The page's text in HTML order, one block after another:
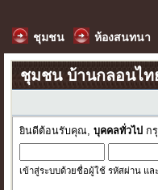
ชุมชน ห้องสนทนา
ชุมชน บ้านกลอนไ
ยินดีต้อนรับคุณ,บุคคลทั่วไป ก
เข้าสู่ระบบด้วยชื่อผู้ใช้ รหัสผ่าน แล